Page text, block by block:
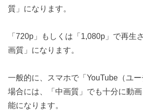
質」になります。
「720p」もしくは「1,080p」で再生
画質」になります。
一般的に、スマホで「YouTube（ユ
場合には、「中画質」でも十分に動
能になります。